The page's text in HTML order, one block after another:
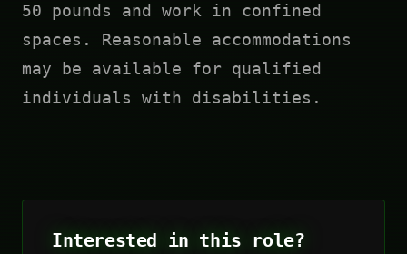
50 pounds and work in confined
spaces. Reasonable accommodations
may be available for qualified
individuals with disabilities.
Interested in this role?